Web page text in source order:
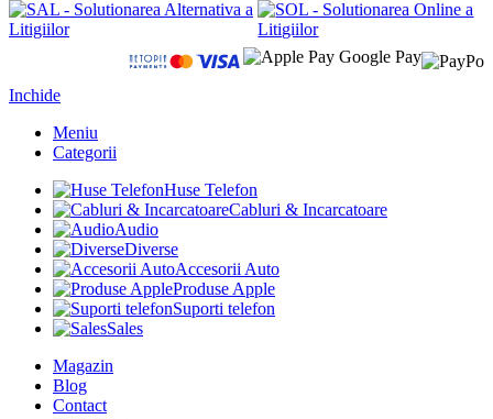
Inchide
Meniu
Categorii
Huse Telefon
Cabluri & Incarcatoare
Audio
Diverse
Accesorii Auto
Produse Apple
Suporti telefon
Sales
Magazin
Blog
Contact